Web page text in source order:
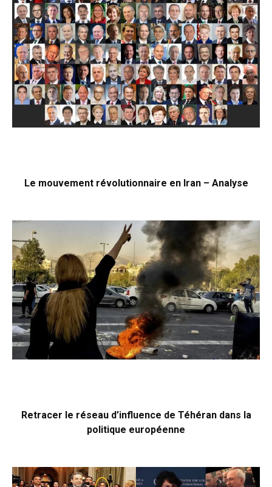
Le mouvement révolutionnaire en Iran – Analyse
Retracer le réseau d’influence de Téhéran dans la
politique européenne